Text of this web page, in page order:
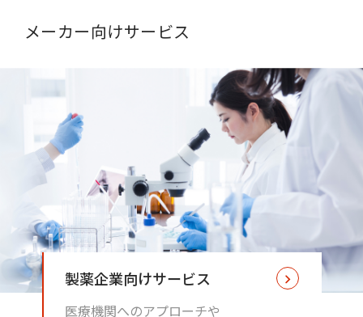
メーカー向けサービス
製薬企業向けサービス
医療機関へのアプローチや